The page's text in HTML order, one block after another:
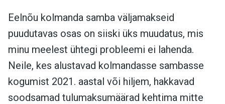
Eelnõu kolmanda samba väljamakseid
puudutavas osas on siiski üks muudatus, mis
minu meelest ühtegi probleemi ei lahenda.
Neile, kes alustavad kolmandasse sambasse
kogumist 2021. aastal või hiljem, hakkavad
soodsamad tulumaksumäärad kehtima mitte